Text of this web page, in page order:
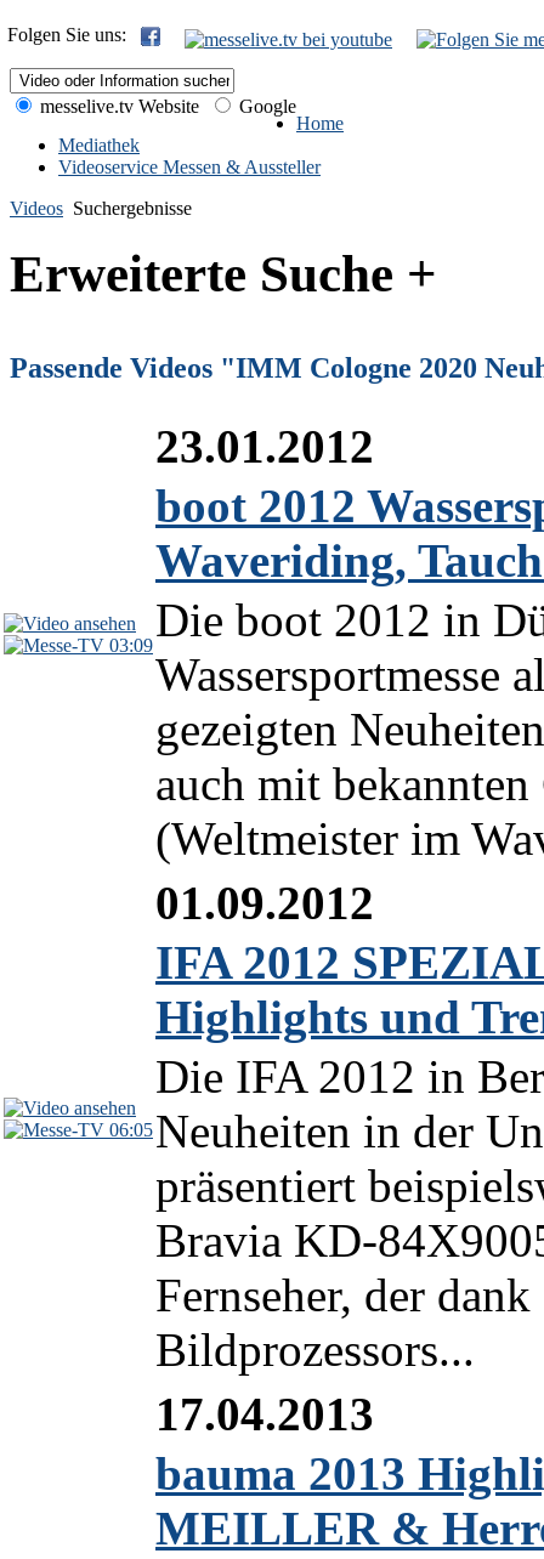
Folgen Sie uns:
messelive.tv Website
Google
Home
Mediathek
Videoservice Messen & Aussteller
Videos Suchergebnisse
Erweiterte Suche +
Passende Videos "IMM Cologne 2020
03:09
23.01.2012
boot 2012
Waveriding,
Die boot 2012 in
Wassersportmesse
gezeigten
auch mit
(Weltmeister im
06:05
01.09.2012
IFA 2012
Highlights und
Die IFA 2012 in
Neuheiten in der
präsentiert
Bravia KD-
Fernseher, der
Bildprozessors...
17.04.2013
bauma 2013
MEILLER &